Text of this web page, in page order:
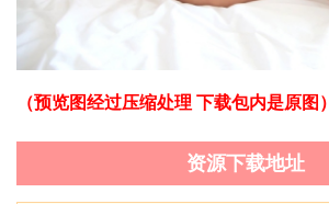
（预览图经过压缩处理 下载包内是原图）
资源下载地址